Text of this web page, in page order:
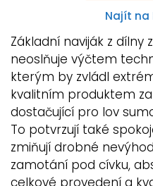
Najít na
Základní naviják z
neoslňuje výčtem
kterým by zvládl
kvalitním produktem
dostačující pro lov
To potvrzují také
zmiňují drobné
zamotání pod cívku,
celkové provedení a